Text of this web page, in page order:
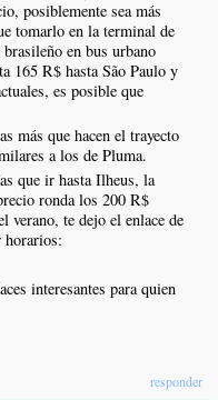
posiblemente sea más
tomarlo en la terminal de
en bus urbano
165 R$ hasta São Paulo y
es posible que
más que hacen el trayecto
a los de Pluma.
que ir hasta Ilheus, la
ronda los 200 R$
verano, te dejo el enlace de
horarios:
interesantes para quien
responder